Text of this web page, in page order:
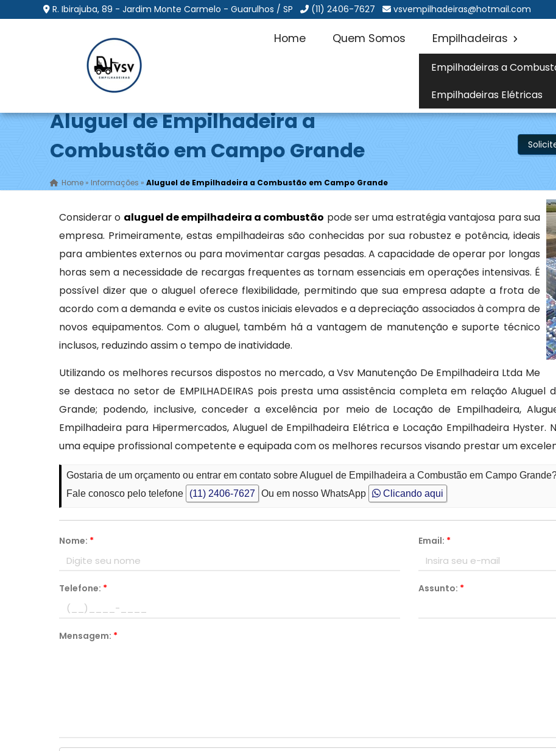
R. Ibirajuba, 89 - Jardim Monte Carmelo - Guarulhos / SP (11) 2406-7627 vsvempilhadeiras@hotmail.com
Home Quem Somos Empilhadeiras
Empilhadeiras a
Empilhadeiras Elétricas
Aluguel de Empilhadeira a
Combustão em Campo Grande
Home »Informações »Aluguel de Empilhadeira a Combustão em Campo Grande
Considerar o aluguel de empilhadeira a combustão pode ser uma estratégia vantajosa para sua
empresa. Primeiramente, estas empilhadeiras são conhecidas por sua robustez e potência, ideais
para ambientes externos ou para movimentar cargas pesadas. A capacidade de operar por longas
horas sem a necessidade de recargas frequentes as tornam essenciais em operações intensivas. É
possível dizer que o aluguel oferece flexibilidade, permitindo que sua empresa adapte a frota de
acordo com a demanda e evite os custos iniciais elevados e a depreciação associados à compra de
novos equipamentos. Com o aluguel, também há a vantagem de manutenção e suporte técnico
inclusos, reduzindo assim o tempo de inatividade.
Utilizando os melhores recursos dispostos no mercado, a Vsv Manutenção De Empilhadeira Ltda Me
se destaca no setor de EMPILHADEIRAS pois presta uma assistência completa em relação
Grande; podendo, inclusive, conceder a excelência por meio de Locação de Empilhadeira,
Empilhadeira para Hipermercados, Aluguel de Empilhadeira Elétrica e Locação Empilhadeira
uma equipe profissional competente e equipada com os melhores recursos visando prestar um
Gostaria de um orçamento ou entrar em contato sobre Aluguel de Empilhadeira a Combustão em Campo
Fale conosco pelo telefone
(11) 2406-7627 Ou em nosso WhatsApp Clicando aqui
Nome: * Email: *
Telefone: * Assunto: *
Mensagem: *